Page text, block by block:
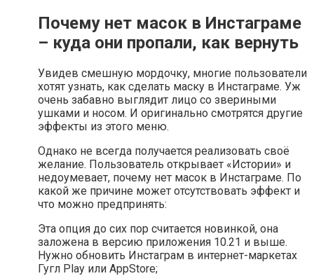
Почему нет масок в Инстаграме
– куда они пропали, как вернуть
Увидев смешную мордочку, многие пользователи
хотят узнать, как сделать маску в Инстаграме. Уж
очень забавно выглядит лицо со звериными
ушками и носом. И оригинально смотрятся другие
эффекты из этого меню.
Однако не всегда получается реализовать своё
желание. Пользователь открывает «Истории» и
недоумевает, почему нет масок в Инстаграме. По
какой же причине может отсутствовать эффект и
что можно предпринять:
Эта опция до сих пор считается новинкой, она
заложена в версию приложения 10.21 и выше.
Нужно обновить Инстаграм в интернет-маркетах
Гугл Play или AppStore;